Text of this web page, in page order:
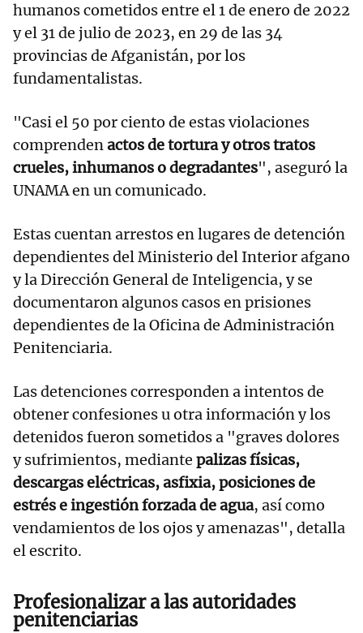
humanos cometidos entre el 1 de enero de 2022
y el 31 de julio de 2023, en 29 de las 34
provincias de Afganistán, por los
fundamentalistas.
"Casi el 50 por ciento de estas violaciones
comprendenactos de tortura y otros tratos
crueles, inhumanos o degradantes", aseguró la
UNAMA en un comunicado.
Estas cuentan arrestos en lugares de detención
dependientes del Ministerio del Interior afgano
y la Dirección General de Inteligencia, y se
documentaron algunos casos en prisiones
dependientes de la Oficina de Administración
Penitenciaria.
Las detenciones corresponden a intentos de
obtener confesiones u otra información y los
detenidos fueron sometidos a "graves dolores
y sufrimientos, mediante palizas físicas,
descargas eléctricas, asfixia, posiciones de
estrés e ingestión forzada de agua, así como
vendamientos de los ojos y amenazas", detalla
el escrito.
Profesionalizar a las autoridades
penitenciarias